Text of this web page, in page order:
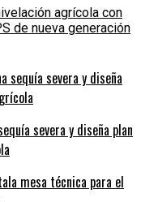
agrícola con
de nueva generación
severa y diseña plan